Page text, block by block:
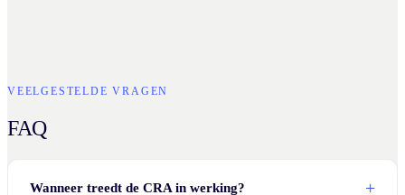
VEELGESTELDE VRAGEN
FAQ
Wanneer treedt de CRA in werking?